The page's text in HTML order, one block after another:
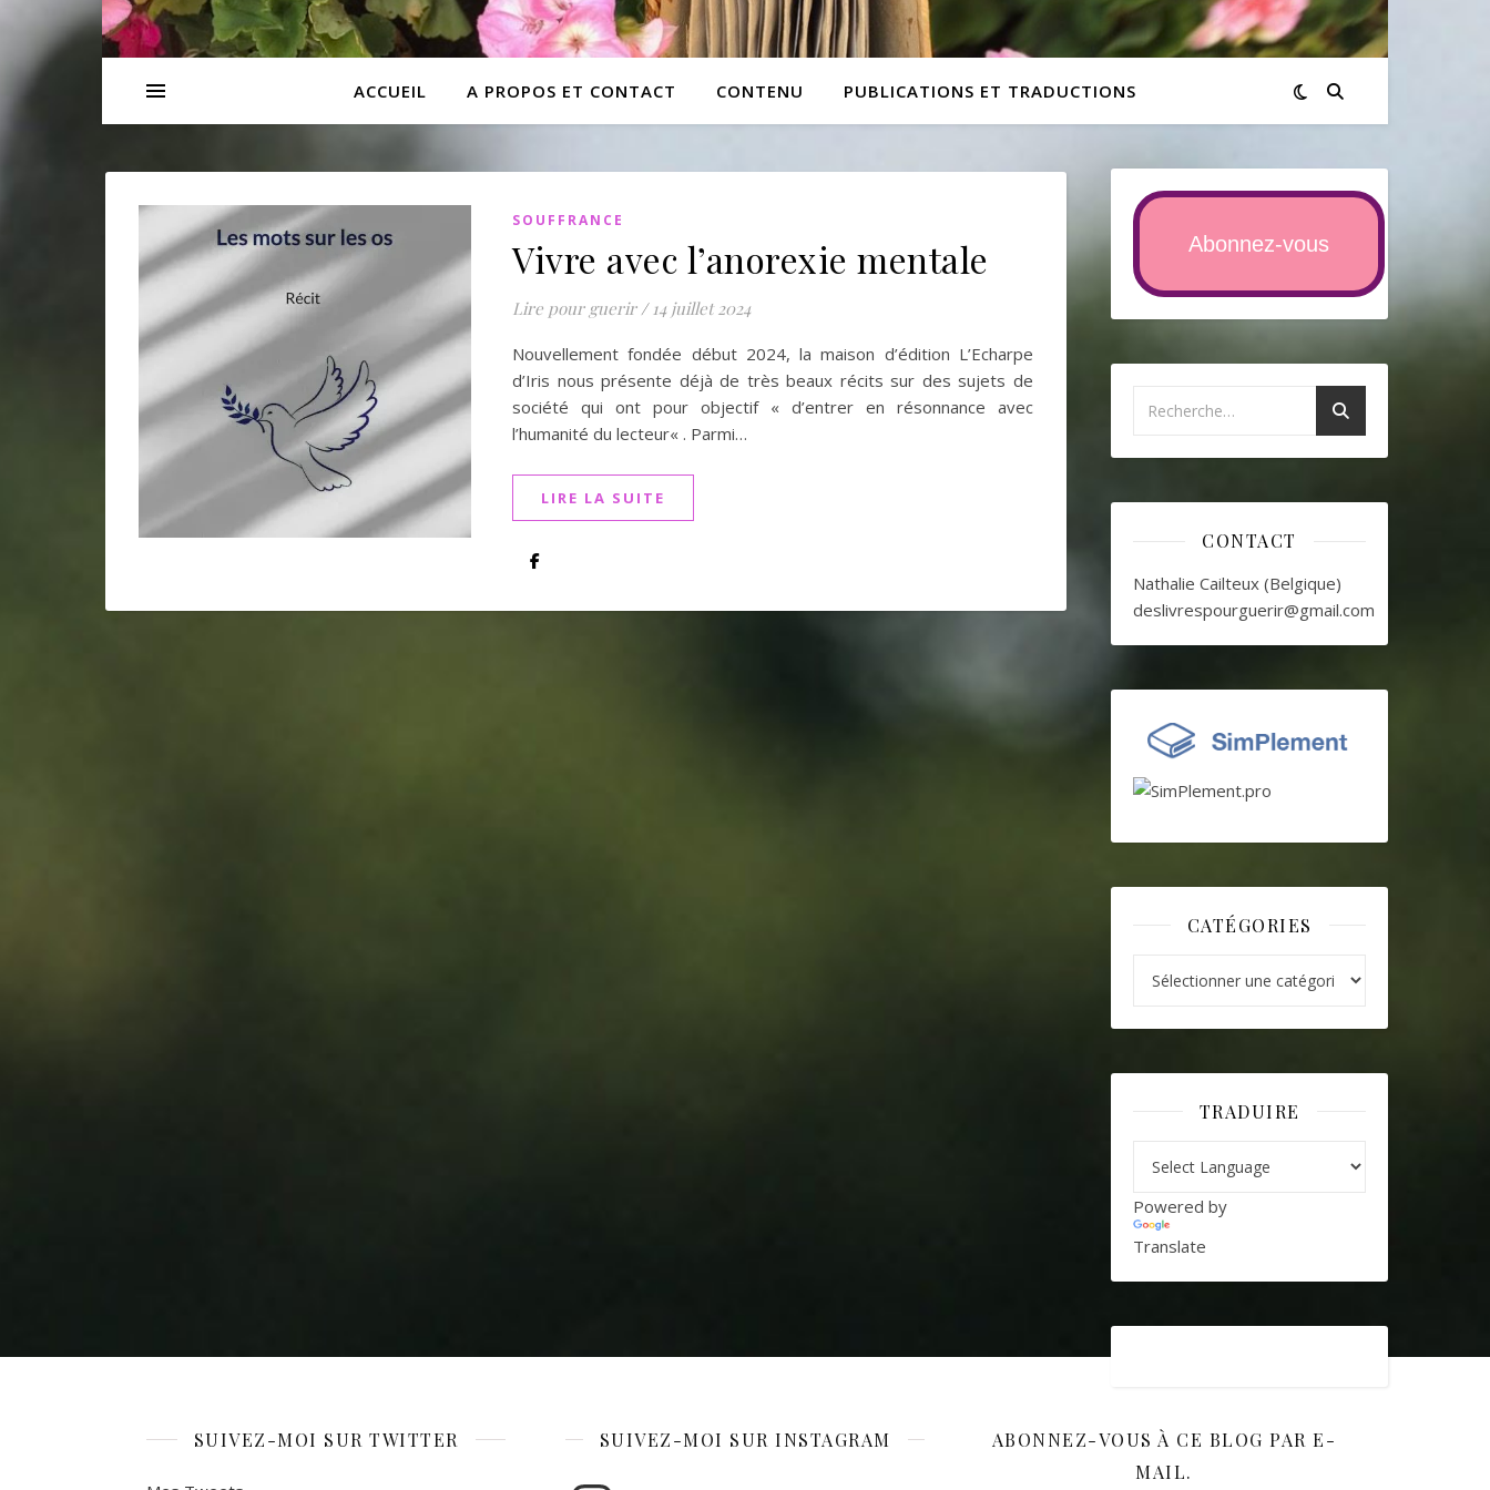
ACCUEIL A PROPOS ET CONTACT CONTENU PUBLICATIONS ET TRADUCTIONS
SOUFFRANCE
Vivre avec l’anorexie mentale
Lire pour guerir / 14 juillet 2024
Nouvellement fondée début 2024, la maison d’édition L’Echarpe
d’Iris nous présente déjà de très beaux récits sur des sujets de
société qui ont pour objectif « d’entrer en résonnance avec
l’humanité du lecteur« . Parmi…
LIRE LA SUITE
Abonnez-vous
CONTACT
Nathalie Cailteux (Belgique)
deslivrespourguerir@gmail.com
CATÉGORIES
TRADUIRE
Powered by
Translate
SUIVEZ-MOI SUR TWITTER SUIVEZ-MOI SUR INSTAGRAM
Instagram
ABONNEZ-VOUS À CE BLOG PAR E-
MAIL.